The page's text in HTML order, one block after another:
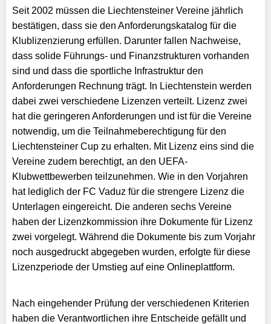
Seit 2002 müssen die Liechtensteiner Vereine jährlich
bestätigen, dass sie den Anforderungskatalog für die
Klublizenzierung erfüllen. Darunter fallen Nachweise,
dass solide Führungs- und Finanzstrukturen vorhanden
sind und dass die sportliche Infrastruktur den
Anforderungen Rechnung trägt. In Liechtenstein werden
dabei zwei verschiedene Lizenzen verteilt. Lizenz zwei
hat die geringeren Anforderungen und ist für die Vereine
notwendig, um die Teilnahmeberechtigung für den
Liechtensteiner Cup zu erhalten. Mit Lizenz eins sind die
Vereine zudem berechtigt, an den UEFA-
Klubwettbewerben teilzunehmen. Wie in den Vorjahren
hat lediglich der FC Vaduz für die strengere Lizenz die
Unterlagen eingereicht. Die anderen sechs Vereine
haben der Lizenzkommission ihre Dokumente für Lizenz
zwei vorgelegt. Während die Dokumente bis zum Vorjahr
noch ausgedruckt abgegeben wurden, erfolgte für diese
Lizenzperiode der Umstieg auf eine Onlineplattform.
Nach eingehender Prüfung der verschiedenen Kriterien
haben die Verantwortlichen ihre Entscheide gefällt und